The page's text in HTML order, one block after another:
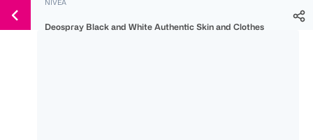
150 Ös
300 Ös
500 Ös
Weiter
zum
NIVEA
Deospray Black and White Authentic Skin and Clothes